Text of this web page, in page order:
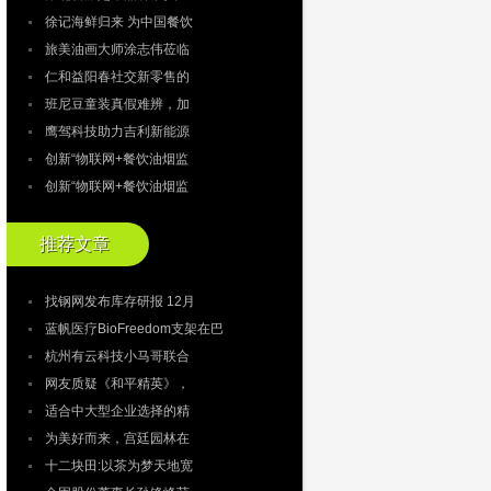
徐记海鲜归来 为中国餐饮
旅美油画大师涂志伟莅临
仁和益阳春社交新零售的
班尼豆童装真假难辨，加
鹰驾科技助力吉利新能源
创新“物联网+餐饮油烟监
创新“物联网+餐饮油烟监
推荐文章
找钢网发布库存研报 12月
蓝帆医疗BioFreedom支架在巴
杭州有云科技小马哥联合
网友质疑《和平精英》，
适合中大型企业选择的精
为美好而来，宫廷园林在
十二块田:以茶为梦天地宽